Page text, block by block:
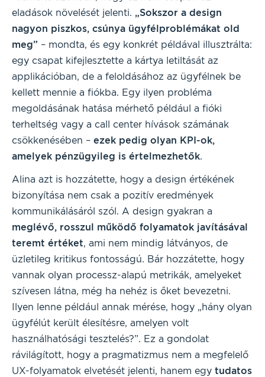
eladások növelését jelenti. „Sokszor a design
nagyon piszkos, csúnya ügyfélproblémákat old
meg” – mondta, és egy konkrét példával illusztrálta:
egy csapat kifejlesztette a kártya letiltását az
applikációban, de a feloldásához az ügyfélnek be
kellett mennie a fiókba. Egy ilyen probléma
megoldásának hatása mérhető például a fióki
terheltség vagy a call center hívások számának
csökkenésében – ezek pedig olyan KPI-ok,
amelyek pénzügyileg is értelmezhetők.
Alina azt is hozzátette, hogy a design értékének
bizonyítása nem csak a pozitív eredmények
kommunikálásáról szól. A design gyakran a
meglévő, rosszul működő folyamatok javításával
teremt értéket, ami nem mindig látványos, de
üzletileg kritikus fontosságú. Bár hozzátette, hogy
vannak olyan processz-alapú metrikák, amelyeket
szívesen látna, még ha nehéz is őket bevezetni.
Ilyen lenne például annak mérése, hogy „hány olyan
ügyfélút került élesítésre, amelyen volt
használhatósági tesztelés?”. Ez a gondolat
rávilágított, hogy a pragmatizmus nem a megfelelő
UX-folyamatok elvetését jelenti, hanem egy tudatos